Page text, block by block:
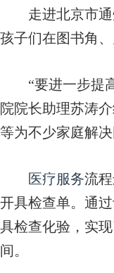
走进北京市通
孩子们在图书角
“要进一步提高
院院长助理苏涛
等为不少家庭解决
医疗服务流
开具检查单。通
具检查化验，实
间。